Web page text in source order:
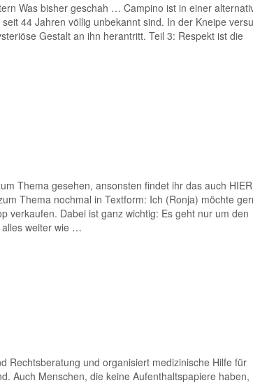
Was bisher geschah … Campino ist in einer
44 Jahren völlig unbekannt sind. In der Kneipe
Gestalt an ihn herantritt. Teil 3: Respekt ist die
Thema gesehen, ansonsten findet ihr das auch
Thema nochmal in Textform: Ich (Ronja) möchte
verkaufen. Dabei ist ganz wichtig: Es geht nur um den
weiter wie …
Rechtsberatung und organisiert medizinische Hilfe für
Auch Menschen, die keine Aufenthaltspapiere haben,